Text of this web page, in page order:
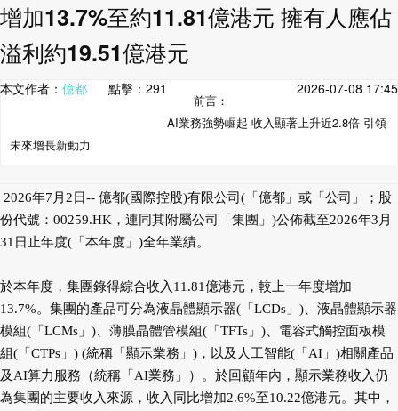
增加13.7%至約11.81億港元 擁有人應佔
溢利約19.51億港元
本文作者： 億都 點擊： 291 2026-07-08 17:45
前言：
AI業務強勢崛起 收入顯著上升近2.8倍 引領
未來增長新動力
2026年7月2日-- 億都(國際控股)有限公司(「億都」或「公司」；股
份代號：00259.HK，連同其附屬公司「集團」)公佈截至2026年3月
31日止年度(「本年度」)全年業績。
於本年度，集團錄得綜合收入11.81億港元，較上一年度增加
13.7%。集團的產品可分為液晶體顯示器(「LCDs」)、液晶體顯示器
模組(「LCMs」)、薄膜晶體管模組(「TFTs」)、電容式觸控面板模
組(「CTPs」) (統稱「顯示業務」)，以及人工智能(「AI」)相關產品
及AI算力服務（統稱「AI業務」）。於回顧年內，顯示業務收入仍
為集團的主要收入來源，收入同比增加2.6%至10.22億港元。其中，